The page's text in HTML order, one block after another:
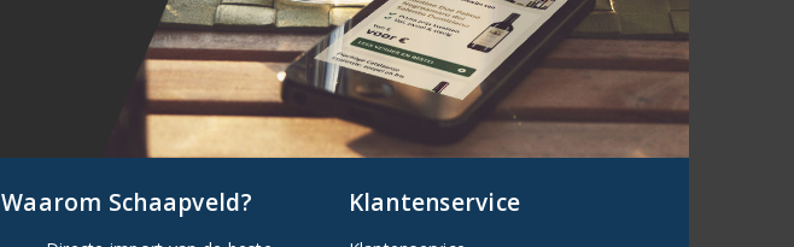
Waarom Schaapveld? Klantenservice